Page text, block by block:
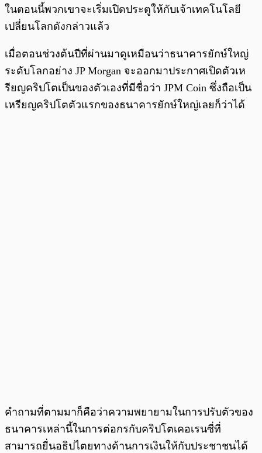
ในตอนนี้พวกเขาจะเริ่มเปิดประตูให้กับเจ้าเทคโนโลยี
เปลี่ยนโลกดังกล่าวแล้ว
เมื่อตอนช่วงต้นปีที่ผ่านมาดูเหมือนว่าธนาคารยักษ์ใหญ่
ระดับโลกอย่าง JP Morgan จะออกมาประกาศเปิดตัวเห
รียญคริปโตเป็นของตัวเองที่มีชื่อว่า JPM Coin ซึ่งถือเป็น
เหรียญคริปโตตัวแรกของธนาคารยักษ์ใหญ่เลยก็ว่าได้
คำถามที่ตามมาก็คือว่าความพยายามในการปรับตัวของ
ธนาคารเหล่านี้ในการต่อกรกับคริปโตเคอเรนซี่ที่
สามารถยื่นอธิปไตยทางด้านการเงินให้กับประชาชนได้